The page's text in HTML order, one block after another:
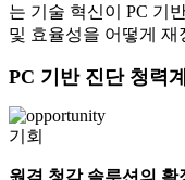
는 기술 혁신이 PC 기
및 효율성을 어떻게
PC 기반 진단 청력
기회